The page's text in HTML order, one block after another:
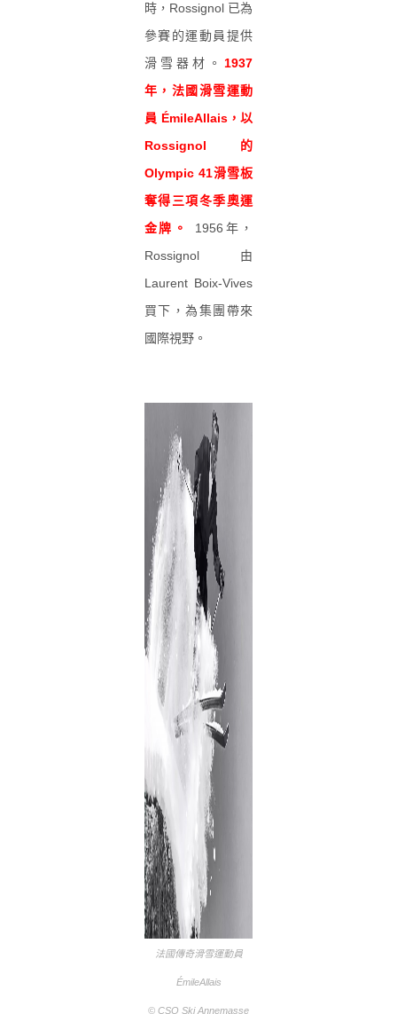
時，Rossignol 已為
參賽的運動員提供
滑雪器材。 1937
年，法國滑雪運動
員 ÉmileAllais，以
Rossignol 的
Olympic 41滑雪板
奪得三項冬季奧運
金牌。
1956年，
Rossignol 由
Laurent Boix-Vives
買下，為集團帶來
國際視野。
法國傳奇滑雪運動員
ÉmileAllais
© CSO Ski Annemasse